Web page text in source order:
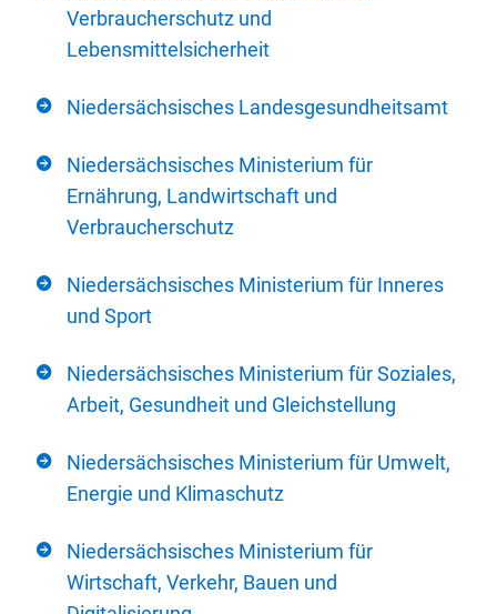
Verbraucherschutz und
Lebensmittelsicherheit
Niedersächsisches Landesgesundheitsamt
Niedersächsisches Ministerium für
Ernährung, Landwirtschaft und
Verbraucherschutz
Niedersächsisches Ministerium für Inneres
und Sport
Niedersächsisches Ministerium für Soziales,
Arbeit, Gesundheit und Gleichstellung
Niedersächsisches Ministerium für Umwelt,
Energie und Klimaschutz
Niedersächsisches Ministerium für
Wirtschaft, Verkehr, Bauen und